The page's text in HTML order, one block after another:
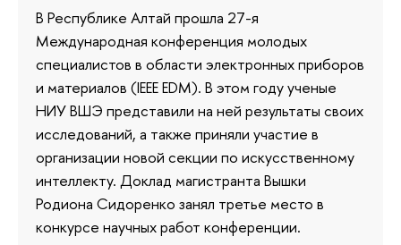
В Республике Алтай прошла 27-я
Международная конференция молодых
специалистов в области электронных приборов
и материалов (IEEE EDM). В этом году ученые
НИУ ВШЭ представили на ней результаты своих
исследований, а также приняли участие в
организации новой секции по искусственному
интеллекту. Доклад магистранта Вышки
Родиона Сидоренко занял третье место в
конкурсе научных работ конференции.